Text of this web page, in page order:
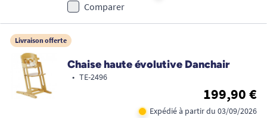
Comparer
Livraison offerte
Chaise haute évolutive Danchair
• TE-2496
199,90 €
Expédié à partir du 03/09/2026